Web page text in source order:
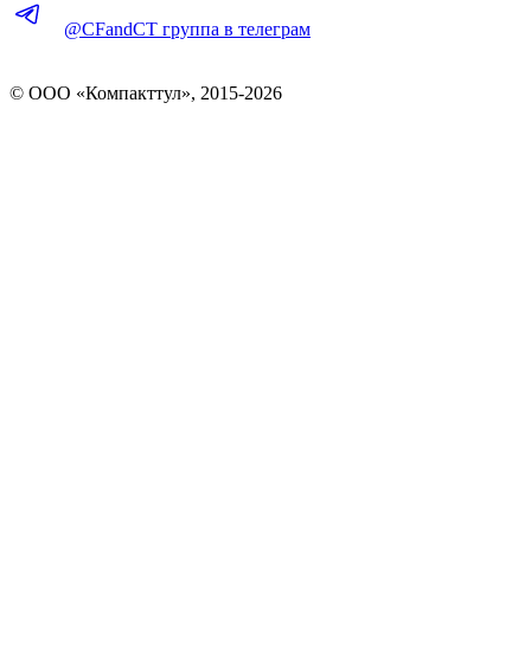
@CFandCT группа в телеграм
© OOO «Компакттул», 2015-2026